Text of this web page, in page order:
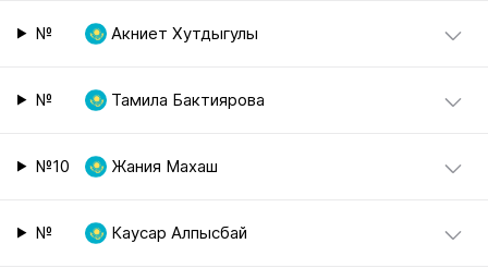
№ Акниет Хутдыгулы
№ Тамила Бактиярова
№10 Жания Махаш
№ Каусар Алпысбай